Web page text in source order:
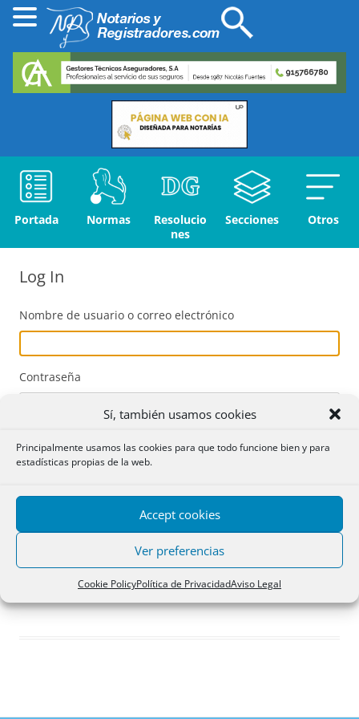
Sí, también usamos cookies
Principalmente usamos las cookies para que todo funcione bien y para
estadísticas propias de la web.
Accept cookies
Ver preferencias
Cookie PolicyPolítica de PrivacidadAviso Legal
Portada Normas
Resolucio
nes
Secciones Otros
Log In
Nombre de usuario o correo electrónico
Contraseña
Acceder
Registro
¿Has olvidado tu contraseña?